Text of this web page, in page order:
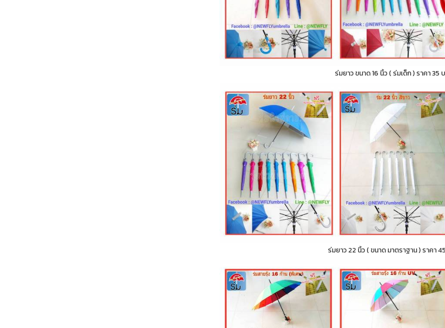
ร่มยาว ขนาด 16 นิ้ว ( ร่มเด็ก ) ราคา 35
ร่มยาว 22 นิ้ว ( ขนาด มาตราฐาน ) ราคา